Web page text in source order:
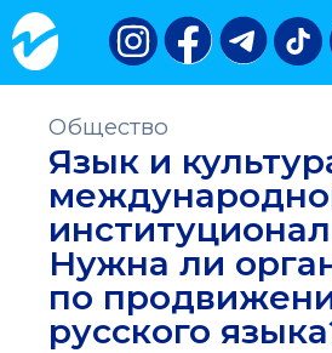
Общество
Язык и
Нужна ли
по
русского